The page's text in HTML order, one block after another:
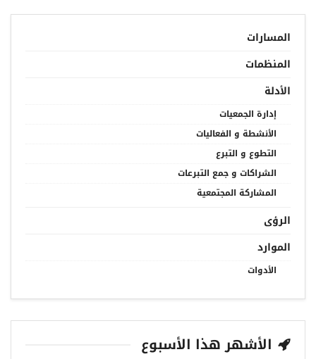
المسارات
المنظمات
الأدلة
إدارة الجمعيات
الأنشطة و الفعاليات
التطوع و التبرع
الشراكات و جمع التبرعات
المشاركة المجتمعية
الرؤى
الموارد
الأدوات
الأشهر هذا الأسبوع